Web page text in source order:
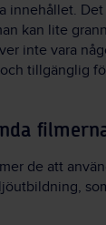
innehållet.
kan lite
inte vara
tillgänglig
de att